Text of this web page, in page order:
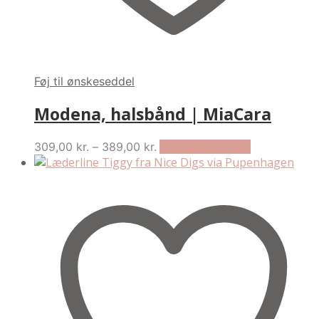
Føj til ønskeseddel
Modena, halsbånd | MiaCara
309,00 kr. – 389,00 kr.
range:
309,00 kr.
product
variants.
The
options
may
chosen
on